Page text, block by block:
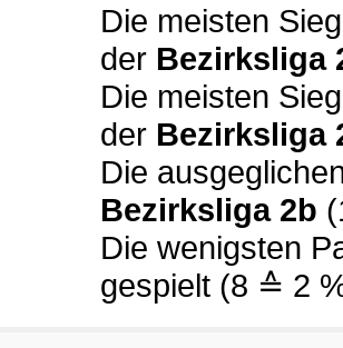
Die meisten
der Bezirksliga
Die meisten
der Bezirksliga
Die
Bezirksliga 2b
Die wenigsten
gespielt (8 ≙ 2